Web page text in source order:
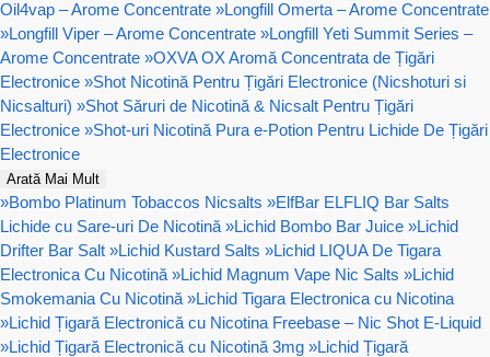
Oil4vap – Arome Concentrate »Longfill Omerta – Arome Concentrate
»Longfill Viper – Arome Concentrate »Longfill Yeti Summit Series –
Arome Concentrate »OXVA OX Aromă Concentrata de Țigări
Electronice »Shot Nicotină Pentru Țigări Electronice (Nicshoturi si
Nicsalturi) »Shot Săruri de Nicotină & Nicsalt Pentru Țigări
Electronice »Shot-uri Nicotină Pura e-Potion Pentru Lichide De Țigări
Electronice
Arată Mai Mult
»Bombo Platinum Tobaccos Nicsalts »ElfBar ELFLIQ Bar Salts
Lichide cu Sare-uri De Nicotină »Lichid Bombo Bar Juice »Lichid
Drifter Bar Salt »Lichid Kustard Salts »Lichid LIQUA De Tigara
Electronica Cu Nicotină »Lichid Magnum Vape Nic Salts »Lichid
Smokemania Cu Nicotină »Lichid Tigara Electronica cu Nicotina
»Lichid Țigară Electronică cu Nicotina Freebase – Nic Shot E-Liquid
»Lichid Țigară Electronică cu Nicotină 3mg »Lichid Țigară